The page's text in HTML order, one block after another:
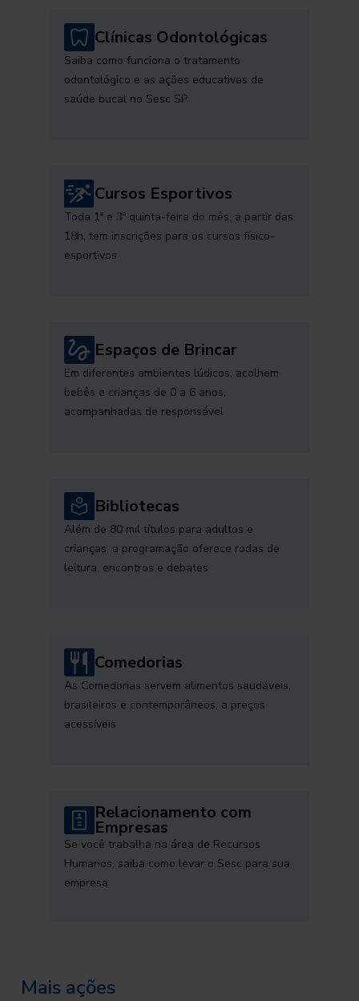
Clínicas Odontológicas
Saiba como funciona o tratamento
odontológico e as ações educativas de
saúde bucal no Sesc SP
Cursos Esportivos
Toda 1ª e 3ª quinta-feira do mês, a partir das
18h, tem inscrições para os cursos físico-
esportivos
Espaços de Brincar
Em diferentes ambientes lúdicos, acolhem
bebês e crianças de 0 a 6 anos,
acompanhadas de responsável
Bibliotecas
Além de 80 mil títulos para adultos e
crianças, a programação oferece rodas de
leitura, encontros e debates
Comedorias
As Comedorias servem alimentos saudáveis,
brasileiros e contemporâneos, a preços
acessíveis
Relacionamento com
Empresas
Se você trabalha na área de Recursos
Humanos, saiba como levar o Sesc para sua
empresa
Mais ações